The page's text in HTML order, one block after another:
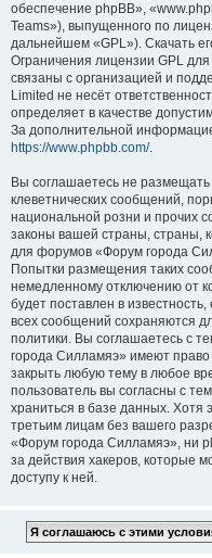
обеспечение phpBB»,
Teams»), выпущенного по
дальнейшем «GPL»). Скачать
Ограничения лицензии GPL
связаны с организацией и
Limited не несёт
определяет в качестве
За дополнительной
https://www.phpbb.com/.
Вы соглашаетесь не
клеветнических сообщений,
национальной розни и прочих
законы вашей страны, страны,
для форумов «Форум города
Попытки размещения таких
немедленному отключению от
будет поставлен в
всех сообщений сохраняются
политики. Вы соглашаетесь с
города Силламяэ» имеют право
закрыть любую тему в любое
пользователь вы согласны с
храниться в базе данных.
третьим лицам без вашего
«Форум города Силламяэ», ни
за действия хакеров, которые
доступу к ней.